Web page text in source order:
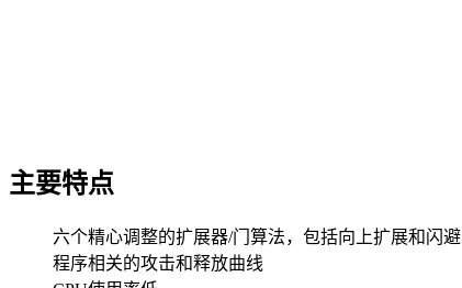
主要特点
六个精心调整的扩展器/门算法，包括向上扩展和闪避
程序相关的攻击和释放曲线